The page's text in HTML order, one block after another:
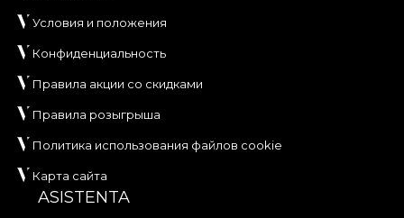
Условия и положения
Конфиденциальность
Правила акции со скидками
Правила розыгрыша
Политика использования файлов cookie
Карта сайта
ASISTENTA